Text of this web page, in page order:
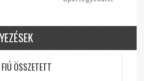
ÖSSZETETT